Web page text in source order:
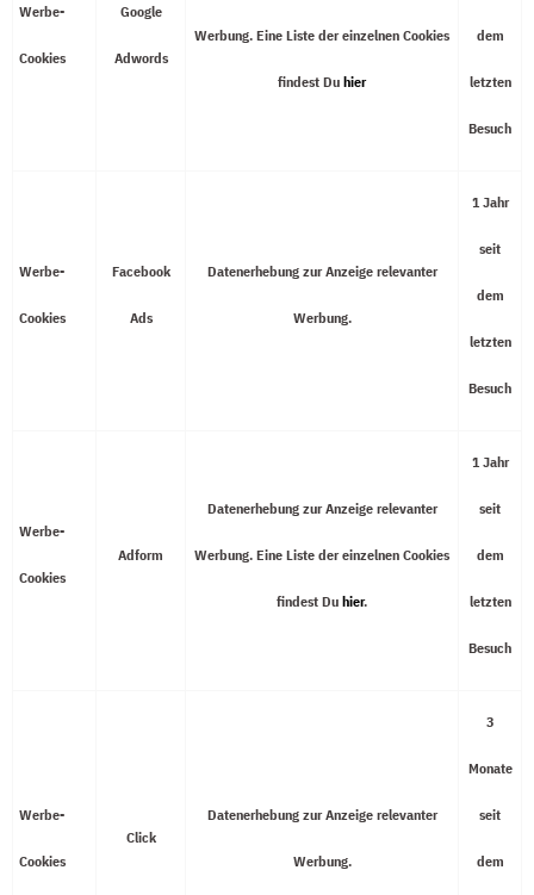
Werbe-
Cookies
Google
Adwords
Werbung. Eine Liste der einzelnen Cookies
findest Du hier
dem
letzten
Besuch
Werbe-
Cookies
Facebook
Ads
Datenerhebung zur Anzeige relevanter
Werbung.
1 Jahr
seit
dem
letzten
Besuch
Werbe-
Cookies
Adform
Datenerhebung zur Anzeige relevanter
Werbung. Eine Liste der einzelnen Cookies
findest Du hier.
1 Jahr
seit
dem
letzten
Besuch
Werbe-
Cookies
Click
Datenerhebung zur Anzeige relevanter
Werbung.
3
Monate
seit
dem